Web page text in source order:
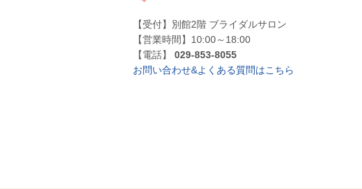
【受付】別館2階 ブライダルサロン
【営業時間】10:00～18:00
【電話】 029-853-8055
お問い合わせ&よくある質問はこちら